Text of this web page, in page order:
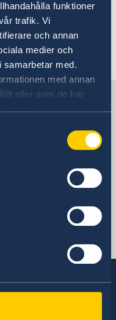
funktioner
trafik. Vi
och annan
medier och
samarbetar med.
med annan
eller som de har
with almost